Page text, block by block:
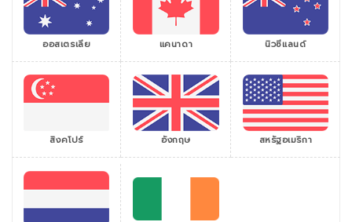
ออสเตรเลีย แคนาดา นิวซีแลนด์
สิงคโปร์ อังกฤษ สหรัฐอเมริกา